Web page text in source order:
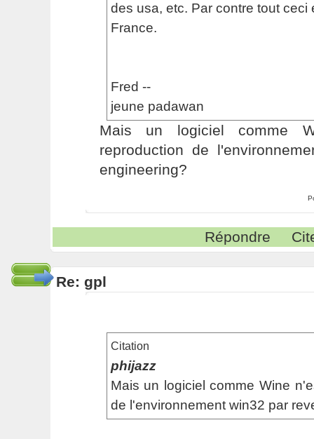
des usa, etc. Par contre tout ceci
France.
Fred --
jeune padawan
Mais un logiciel comme
reproduction de
engineering?
Répondre
Re: gpl
Citation
phijazz
Mais un logiciel comme Wine
de l'environnement win32 par